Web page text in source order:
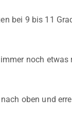
bei 9 bis 11
noch etwas
oben und